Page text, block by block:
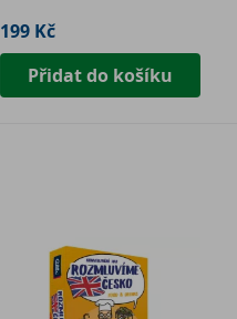
199 Kč
Přidat do košíku